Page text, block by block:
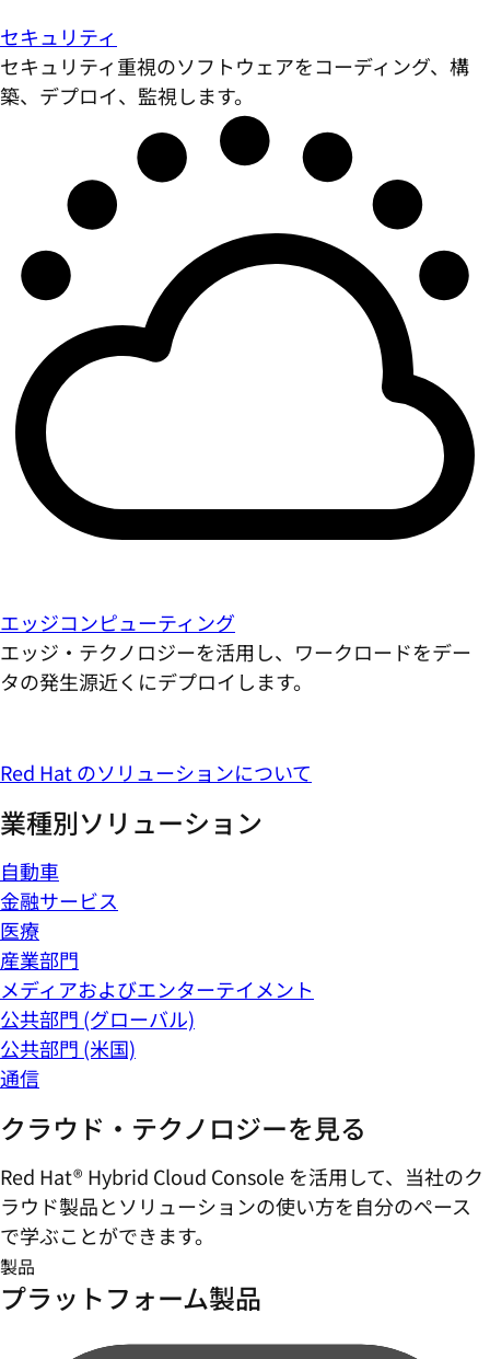
セキュリティ
セキュリティ重視のソフトウェアをコーディング、構
築、デプロイ、監視します。
エッジコンピューティング
エッジ・テクノロジーを活用し、ワークロードをデー
タの発生源近くにデプロイします。
Red Hat のソリューションについて
業種別ソリューション
自動車
金融サービス
医療
産業部門
メディアおよびエンターテイメント
公共部門 (グローバル)
公共部門 (米国)
通信
クラウド・テクノロジーを見る
Red Hat® Hybrid Cloud Console を活用して、当社のク
ラウド製品とソリューションの使い方を自分のペース
で学ぶことができます。
製品
プラットフォーム製品